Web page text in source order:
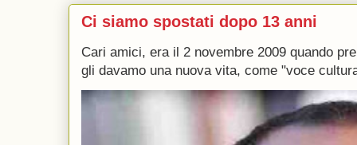
Ci siamo spostati dopo 13 anni
Cari amici, era il 2 novembre 2009 quando
gli davamo una nuova vita, come "voce